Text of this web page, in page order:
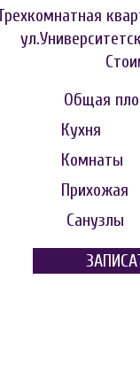
Общая
Комнаты